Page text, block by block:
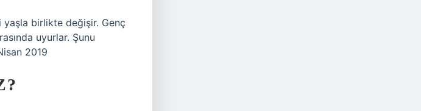
yaşla birlikte değişir. Genç
uyurlar. Şunu
2019